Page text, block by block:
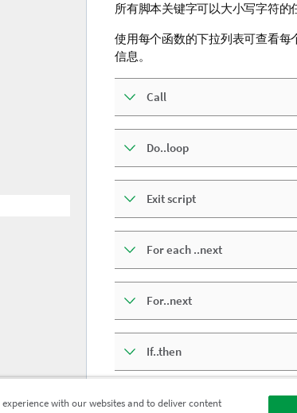
所有脚本关键字可以大小写字符的
使用每个函数的下拉列表可查看
信息。
Call
Do..loop
Exit script
For each ..next
For..next
If..then
Sub
with our websites and to deliver content